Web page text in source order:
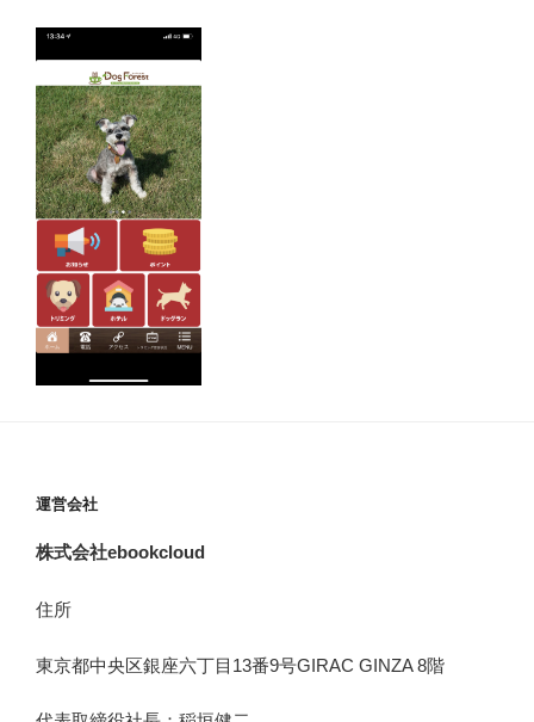
運営会社
株式会社ebookcloud
住所
東京都中央区銀座六丁目 13番9号GIRAC GINZA 8階